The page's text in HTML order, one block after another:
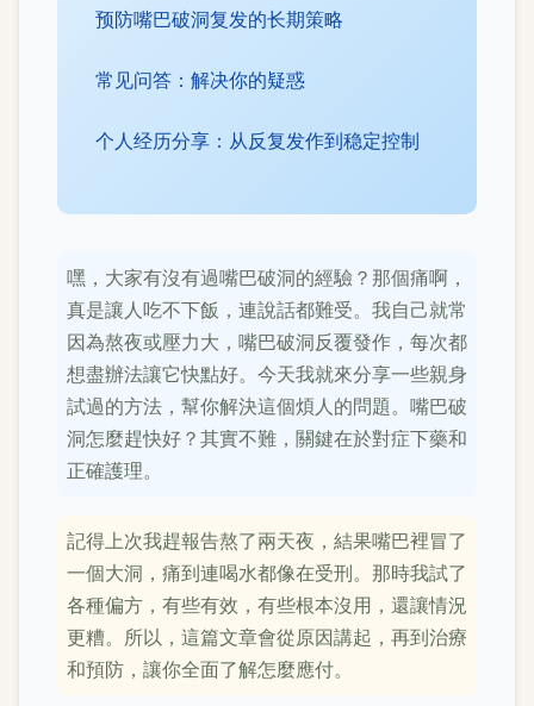
预防嘴巴破洞复发的长期策略
常见问答：解决你的疑惑
个人经历分享：从反复发作到稳定控制
嘿，大家有沒有過嘴巴破洞的經驗？那個痛啊，
真是讓人吃不下飯，連說話都難受。我自己就常
因為熬夜或壓力大，嘴巴破洞反覆發作，每次都
想盡辦法讓它快點好。今天我就來分享一些親身
試過的方法，幫你解決這個煩人的問題。嘴巴破
洞怎麼趕快好？其實不難，關鍵在於對症下藥和
正確護理。
記得上次我趕報告熬了兩天夜，結果嘴巴裡冒了
一個大洞，痛到連喝水都像在受刑。那時我試了
各種偏方，有些有效，有些根本沒用，還讓情況
更糟。所以，這篇文章會從原因講起，再到治療
和預防，讓你全面了解怎麼應付。